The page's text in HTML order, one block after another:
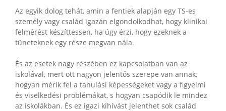
Az egyik dolog tehát, amin a fentiek alapján egy TS-es
személy vagy család igazán elgondolkodhat, hogy klinikai
felmérést készíttessen, ha úgy érzi, hogy ezeknek a
tüneteknek egy része megvan nála.
És az esetek nagy részében ez kapcsolatban van az
iskolával, mert ott nagyon jelentős szerepe van annak,
hogyan mérik fel a tanulási képességeket vagy a figyelmi
és viselkedési problémákat, s hogyan csapódik le mindez
az iskolákban. És ez igazi kihívást jelenthet sok család